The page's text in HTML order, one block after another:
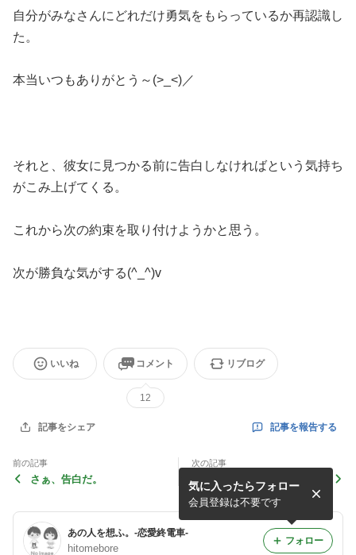
自分がみなさんにどれだけ勇気をもらっているか再認識し
た。
本当いつもありがとう～(>_<)／
それと、彼女に見つかる前に告白しなければという気持ち
がこみ上げてくる。
これから次の約束を取り付けようかと思う。
次が勝負な気がする(^_^)v
いいね コメント
12
リブログ
記事をシェア 記事を報告する
前の記事
さぁ、告白だ。
次の記事
ピンチはチャンス！
あの人を想ふ。-恋愛終電車-
hitomebore
気に入ったらフォロー
会員登録は不要です
フォロー